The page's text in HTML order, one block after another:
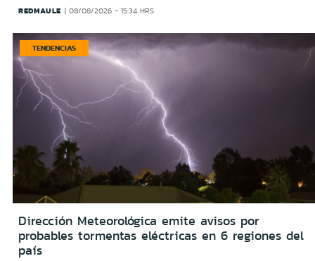
REDMAULE 08/08/2026 - 15:34 HRS
TENDENCIAS
Dirección Meteorológica emite avisos por
probables tormentas eléctricas en 6 regiones del
país